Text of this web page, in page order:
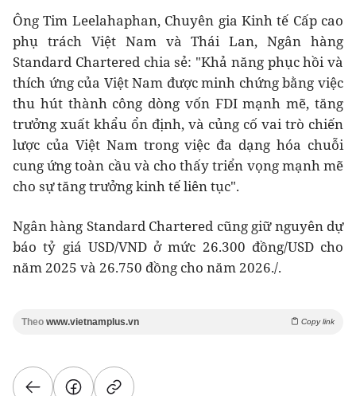
Ông Tim Leelahaphan, Chuyên gia Kinh tế Cấp cao
phụ trách Việt Nam và Thái Lan, Ngân hàng
Standard Chartered chia sẻ: "Khả năng phục hồi và
thích ứng của Việt Nam được minh chứng bằng việc
thu hút thành công dòng vốn FDI mạnh mẽ, tăng
trưởng xuất khẩu ổn định, và củng cố vai trò chiến
lược của Việt Nam trong việc đa dạng hóa chuỗi
cung ứng toàn cầu và cho thấy triển vọng mạnh mẽ
cho sự tăng trưởng kinh tế liên tục".
Ngân hàng Standard Chartered cũng giữ nguyên dự
báo tỷ giá USD/VND ở mức 26.300 đồng/USD cho
năm 2025 và 26.750 đồng cho năm 2026./.
Theo www.vietnamplus.vn Copy link